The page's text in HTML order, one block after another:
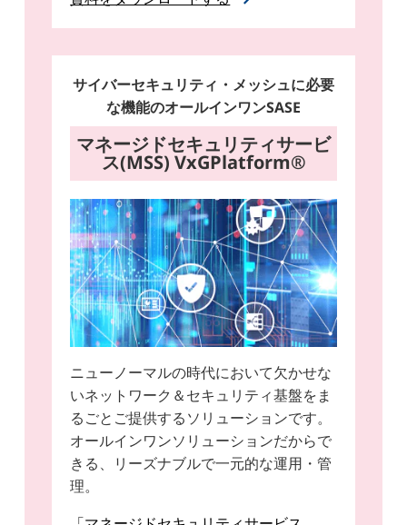
サイバーセキュリティ・メッシュに必要
な機能のオールインワンSASE
マネージドセキュリティサービ
ス(MSS) VxGPlatform®
ニューノーマルの時代において欠かせな
いネットワーク＆セキュリティ基盤をま
るごとご提供するソリューションです。
オールインワンソリューションだからで
きる、リーズナブルで一元的な運用・管
理。